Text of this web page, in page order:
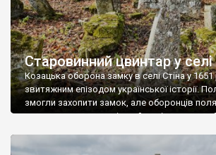
Старовинний цвинтар у селі
Козацька оборона замку в селі Стіна у
звитяжним епізодом української історії.
змогли захопити замок, але оборонців
поховали на цвинтарі, який тоді
ньому чимало хрестів 19 століття, є такі, де